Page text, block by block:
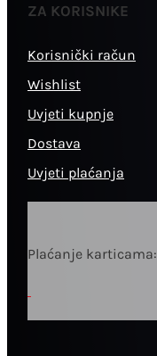
ZA KORISNIKE
Korisnički račun
Wishlist
Uvjeti kupnje
Dostava
Uvjeti plaćanja
Plaćanje karticama: